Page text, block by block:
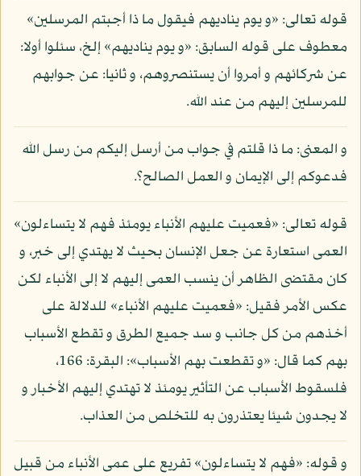
قوله تعالى: «و يوم يناديهم فيقول ما ذا أجبتم المرسلين»
معطوف على قوله السابق: «و يوم يناديهم» إلخ، سئلوا أولا:
عن شركائهم و أمروا أن يستنصروهم، و ثانيا: عن جوابهم
للمرسلين إليهم من عند الله.
و المعنى: ما ذا قلتم في جواب من أرسل إليكم من رسل الله
فدعوكم إلى الإيمان و العمل الصالح؟.
قوله تعالى: «فعميت عليهم الأنباء يومئذ فهم لا يتساءلون»
العمى استعارة عن جعل الإنسان بحيث لا يهتدي إلى خبر، و
كان مقتضى الظاهر أن ينسب العمى إليهم لا إلى الأنباء لكن
عكس الأمر فقيل: «فعميت عليهم الأنباء» للدلالة على
أخذهم من كل جانب و سد جميع الطرق و تقطع الأسباب
بهم كما قال: «و تقطعت بهم الأسباب»: البقرة: 166،
فلسقوط الأسباب عن التأثير يومئذ لا تهتدي إليهم الأخبار و
لا يجدون شيئا يعتذرون به للتخلص من العذاب.
و قوله: «فهم لا يتساءلون» تفريع على عمى الأنباء من قبيل